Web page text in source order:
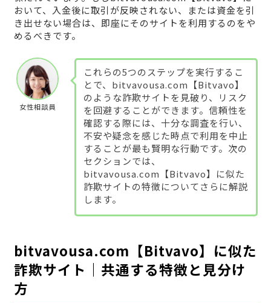
おいて、入金後に取引が反映されない、または資金を引
き出せない場合は、即座にそのサイトを利用するのをや
めるべきです。
女性相談員
これらの5つのステップを実行するこ
とで、bitvavousa.com【Bitvavo】
のような詐欺サイトを見破り、リスク
を回避することができます。信頼性を
確認する際には、十分な調査を行い、
不安や疑念を感じた時点で利用を中止
することが最も賢明な行動です。次の
セクションでは、
bitvavousa.com【Bitvavo】に似た
詐欺サイトの特徴についてさらに解説
します。
bitvavousa.com【Bitvavo】に似た
詐欺サイト｜共通する特徴と見分け
方